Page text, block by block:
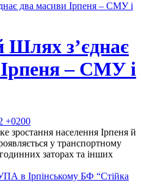
Шлях з’єднає
– СМУ і
+0200
зростання населення Ірпеня й
у транспортному
заторах та інших